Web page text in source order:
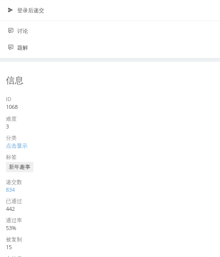
登录后递交
讨论
题解
信息
ID
1068
难度
3
分类
点击显示
标签
新年趣事
递交数
834
已通过
442
通过率
53%
被复制
15